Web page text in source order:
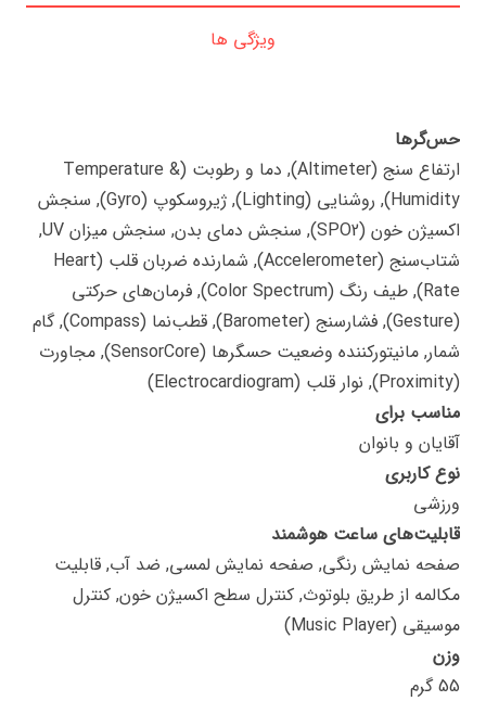
ویژگی ها
حس‌گرها
ارتفاع سنج (Altimeter), دما و رطوبت (Temperature &
Humidity), روشنایی (Lighting), ژیروسکوپ (Gyro), سنجش
اکسیژن خون (SPO2), سنجش دمای بدن, سنجش میزان UV,
شتاب‌سنج (Accelerometer), شمارنده ضربان قلب (Heart
Rate), طیف رنگ (Color Spectrum), فرمان‌های حرکتی
(Gesture), فشارسنج (Barometer), قطب‌نما (Compass), گام
شمار, مانیتورکننده وضعیت حسگرها (SensorCore), مجاورت
(Proximity), نوار قلب (Electrocardiogram)
مناسب برای
آقایان و بانوان
نوع کاربری
ورزشی
قابلیت‌های ساعت هوشمند
صفحه نمایش رنگی, صفحه نمایش لمسی, ضد آب, قابلیت
مکالمه از طریق بلوتوث, کنترل سطح اکسیژن خون, کنترل
موسیقی (Music Player)
وزن
55 گرم